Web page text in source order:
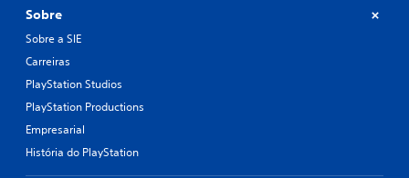
Sobre
Sobre a SIE
Carreiras
PlayStation Studios
PlayStation Productions
Empresarial
História do PlayStation